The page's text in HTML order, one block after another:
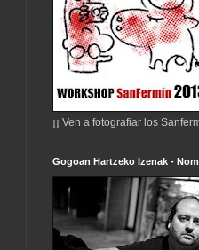
¡¡ Ven a fotografiar los
Gogoan Hartzeko Izenak -